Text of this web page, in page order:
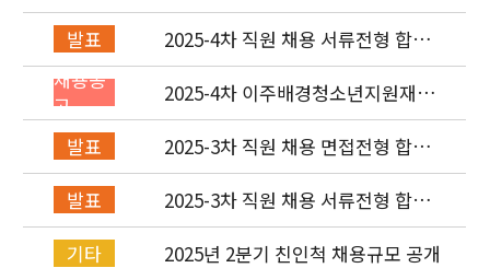
자 및 적격심사 안내
발표
2025-4차 직원 채용 서류전형 합격
자 발표 및 면접전형 안내
채용공
고
2025-4차 이주배경청소년지원재단
직원(사업운영부) 채용공고 (~8/4)
발표
2025-3차 직원 채용 면접전형 합격
자 발표 및 적격심사 안내
발표
2025-3차 직원 채용 서류전형 합격
자 발표 및 면접전형 안내
기타
2025년 2분기 친인척 채용규모 공개